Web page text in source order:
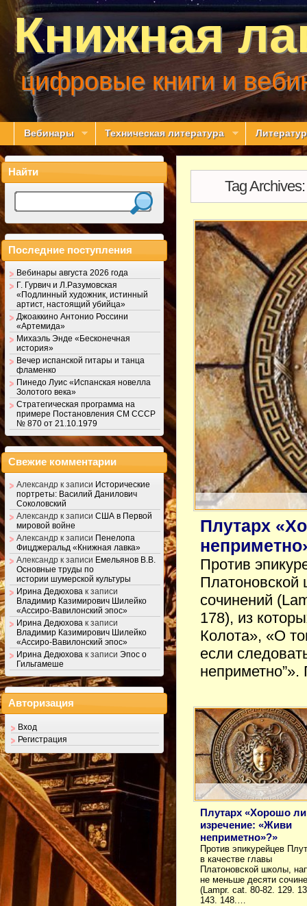
Книжная
цифровые книги и
Вебинары Техническая литература
Tag
Плутарх
Против
сочинений
178), из
Колота», «О
если
Плутарх «Хорошо ли
изречение: «Живи
неприметно»?»
Против эпикурейцев
в качестве главы
Платоновской школы,
не меньше десяти
(Lampr. cat. 80-82. 129.
143. 148.…
Найти
Последние поступления
Вебинары августа 2026 года
Г. Гурвич и Л.Разумовская
«Подлинный художник, истинный
артист, настоящий убийца»
Джоаккино Антонио Россини
«Артемида»
Михаэль Энде «Бесконечная
история»
Вечер испанской гитары и танца
фламенко
Пинедо Луис «Испанская новелла
Золотого века»
Стратегическая программа на
примере Постановления СМ СССР
№ 870 от 21.10.1979
Свежие комментарии
Александр к записи Исторические
портреты: Василий Данилович
Соколовский
Александр к записи США в Первой
мировой войне
Александр к записи Пенелопа
Фицджеральд «Книжная лавка»
Александр к записи Емельянов В.В.
Основные труды по
истории шумерской культуры
Ирина Дедюхова к записи
Владимир Казимирович Шилейко
«Ассиро-Вавилонский эпос»
Ирина Дедюхова к записи
Владимир Казимирович Шилейко
«Ассиро-Вавилонский эпос»
Ирина Дедюхова к записи Эпос о
Гильгамеше
Авторизация
Вход
Регистрация